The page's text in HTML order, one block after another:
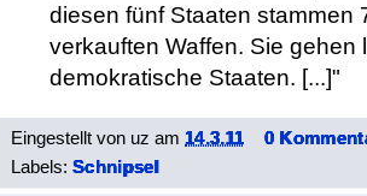
diesen fünf Staaten stammen
verkauften Waffen. Sie gehen
demokratische Staaten. [...]
Eingestellt von uz am 14.3.11
0
Labels: Schnipsel